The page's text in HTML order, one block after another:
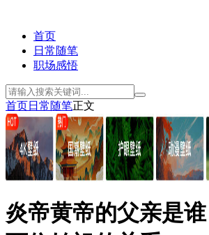
首页
日常随笔
职场感悟
首页日常随笔正文
炎帝黄帝的父亲是